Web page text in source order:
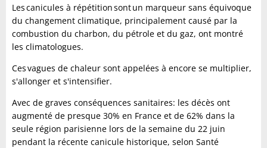
Les canicules à répétition sont un marqueur sans équivoque
du changement climatique, principalement causé par la
combustion du charbon, du pétrole et du gaz, ont montré
les climatologues.
Ces vagues de chaleur sont appelées à encore se multiplier,
s'allonger et s'intensifier.
Avec de graves conséquences sanitaires: les décès ont
augmenté de presque 30% en France et de 62% dans la
seule région parisienne lors de la semaine du 22 juin
pendant la récente canicule historique, selon Santé